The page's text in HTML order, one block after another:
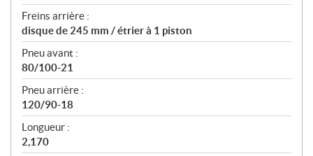
Freins arrière :
disque de 245 mm / étrier à 1 piston
Pneu avant :
80/100-21
Pneu arrière :
120/90-18
Longueur :
2,170